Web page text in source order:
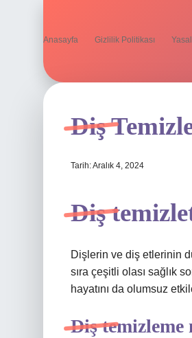
Anasayfa Gizlilik Politikası
Diş
Tarih: Aralık 4, 2024
Diş
Dişlerin ve diş etlerinin
sıra çeşitli olası sağlık
hayatını da olumsuz
Diş temizleme